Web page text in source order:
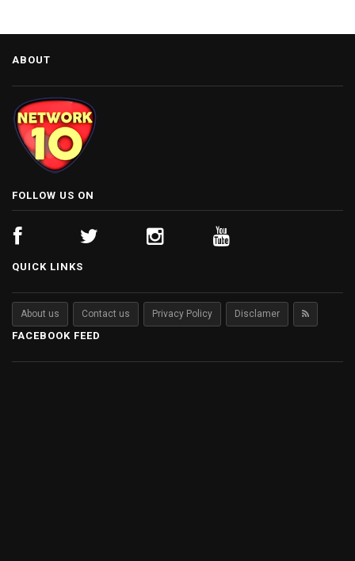
ABOUT
FOLLOW US ON
QUICK LINKS
About us Contact us Privacy Policy Disclamer
FACEBOOK FEED